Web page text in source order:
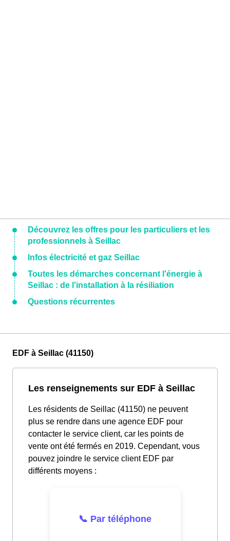
Découvrez les offres pour les particuliers et les
professionnels à Seillac
Infos électricité et gaz Seillac
Toutes les démarches concernant l'énergie à
Seillac : de l'installation à la résiliation
Questions récurrentes
EDF à Seillac (41150)
Les renseignements sur EDF à Seillac
Les résidents de Seillac (41150) ne peuvent
plus se rendre dans une agence EDF pour
contacter le service client, car les points de
vente ont été fermés en 2019. Cependant, vous
pouvez joindre le service client EDF par
différents moyens :
📞 Par téléphone